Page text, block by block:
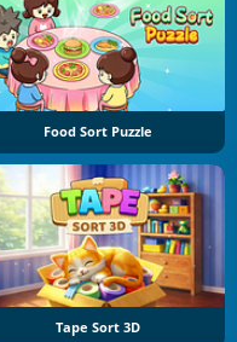
Food Sort Puzzle
Tape Sort 3D